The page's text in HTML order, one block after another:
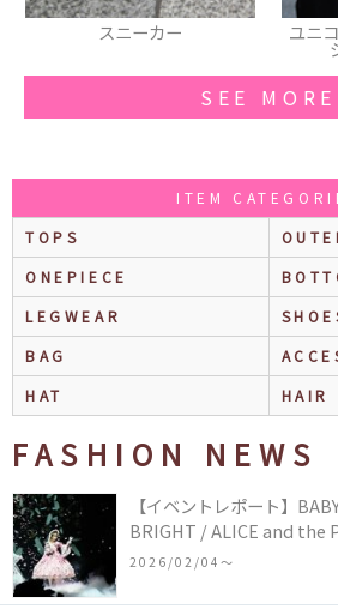
ユニコーンマフラー・ニュー
ジェネレーション
SEE MORE
ITEM
TOPS
ONEPIECE
LEGWEAR
BAG
HAT
HAIR
FASHION NEWS
【イベントレポート】
BRIGHT / ALICE and the
COLLECTION in TOKYO
2026/02/04〜